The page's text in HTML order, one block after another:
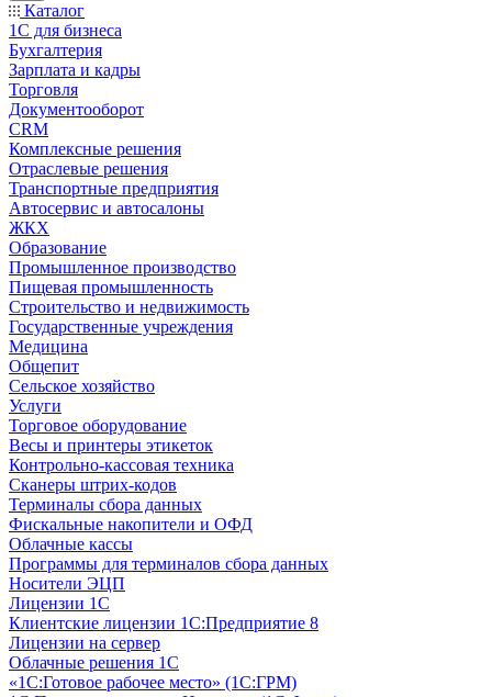
Каталог
1С для бизнеса
Бухгалтерия
Зарплата и кадры
Торговля
Документооборот
CRM
Комплексные решения
Отраслевые решения
Транспортные предприятия
Автосервис и автосалоны
ЖКХ
Образование
Промышленное производство
Пищевая промышленность
Строительство и недвижимость
Государственные учреждения
Медицина
Общепит
Сельское хозяйство
Услуги
Торговое оборудование
Весы и принтеры этикеток
Контрольно-кассовая техника
Сканеры штрих-кодов
Терминалы сбора данных
Фискальные накопители и ОФД
Облачные кассы
Программы для терминалов сбора данных
Носители ЭЦП
Лицензии 1С
Клиентские лицензии 1С:Предприятие 8
Лицензии на сервер
Облачные решения 1С
«1C:Готовое рабочее место» (1С:ГРМ)